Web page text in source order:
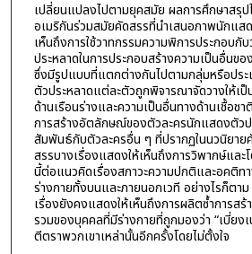
เปลี่ยนแปลงไปตามยุคสมัย ผลการศึกษาสรุป
อเมริกันร่วมสมัยคัดสรรที่นำเสนอภาพนักแส
เห็นถึงการใช้วาทกรรมความพิการประกอบกั
ประหลาดในการประกอบสร้างความเป็นอื่นข
ซึ่งมีรูปแบบที่แตกต่างกันไปตามกลุ่มหรือปร
ตัวประหลาดแต่ละตัวถูกพิจารณาจัดวางให้เป็
ด้านเรือนร่างและความเป็นอื่นทางด้านเชื้อชา
การสร้างอัตลักษณ์ของตัวละครนักแสดงตัวป
สัมพันธ์กับตัวละครอื่น ๆ ที่ปรากฏในนวนิยา
สรรบางเรื่องแสดงให้เห็นถึงการวิพากษ์และ
นี้ต่อแนวคิดเรื่องสภาวะความปกติและอคติทา
ร่างกายทั้งบนและภายนอกเวที อย่างไรก็ตา
เรื่องยังคงแสดงให้เห็นถึงการผลิตซ้ำการส
รวมของบุคคลที่มีร่างกายที่ถูกมองว่า “เบี่ยง
ตีตราพวกเขาเหล่านั้นอีกครั้งโดยไม่ตั้งใจ